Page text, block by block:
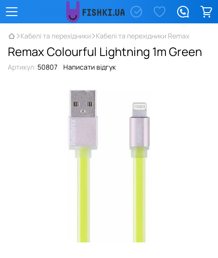
Кабелі та перехідники Кабелі та перехідники Remax
Remax Colourful Lightning 1m Green
Артикул: 50807 Написати відгук